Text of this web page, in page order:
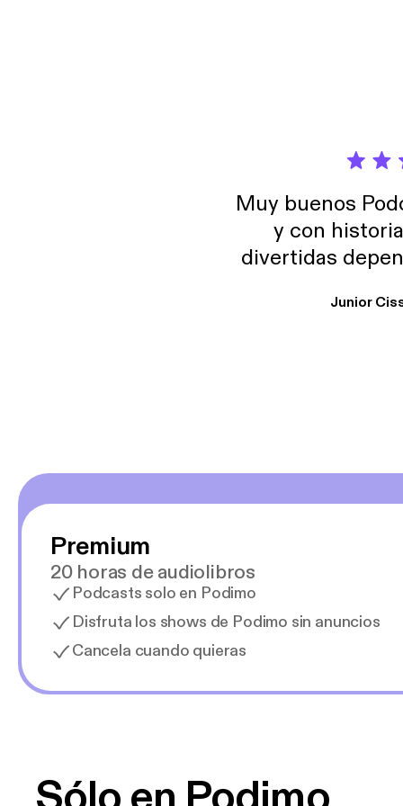
Muy buenos
y con
divertidas
trabajo ya que
Junior
Premium
20 horas de audiolibros
Podcasts solo en Podimo
Disfruta los shows de Podimo sin anuncios
Cancela cuando quieras